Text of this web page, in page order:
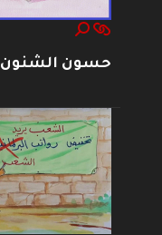
حسون الشنون